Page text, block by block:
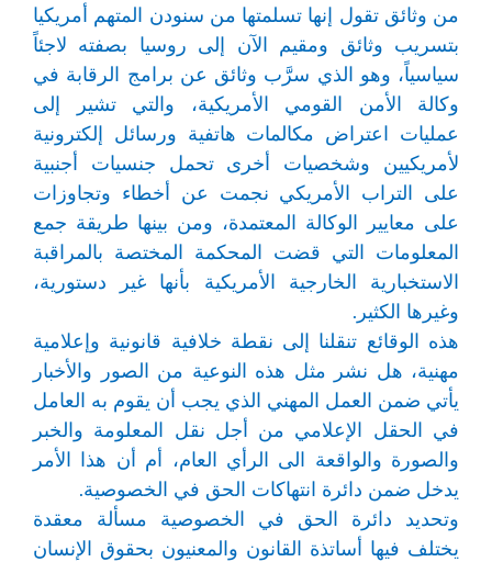
من وثائق تقول إنها تسلمتها من سنودن المتهم أمريكيا
بتسريب وثائق ومقيم الآن إلى روسيا بصفته لاجئاً
سياسياً، وهو الذي سرَّب وثائق عن برامج الرقابة في
وكالة الأمن القومي الأمريكية، والتي تشير إلى
عمليات اعتراض مكالمات هاتفية ورسائل إلكترونية
لأمريكيين وشخصيات أخرى تحمل جنسيات أجنبية
على التراب الأمريكي نجمت عن أخطاء وتجاوزات
على معايير الوكالة المعتمدة، ومن بينها طريقة جمع
المعلومات التي قضت المحكمة المختصة بالمراقبة
الاستخبارية الخارجية الأمريكية بأنها غير دستورية،
وغيرها الكثير.
هذه الوقائع تنقلنا إلى نقطة خلافية قانونية وإعلامية
مهنية، هل نشر مثل هذه النوعية من الصور والأخبار
يأتي ضمن العمل المهني الذي يجب أن يقوم به العامل
في الحقل الإعلامي من أجل نقل المعلومة والخبر
والصورة والواقعة الى الرأي العام، أم أن هذا الأمر
يدخل ضمن دائرة انتهاكات الحق في الخصوصية.
وتحديد دائرة الحق في الخصوصية مسألة معقدة
يختلف فيها أساتذة القانون والمعنيون بحقوق الإنسان